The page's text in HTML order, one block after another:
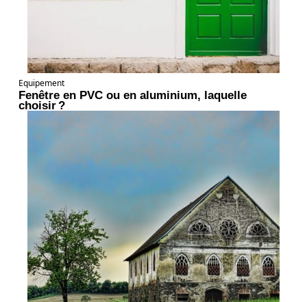
Equipement
Fenêtre en PVC ou en aluminium, laquelle
choisir ?